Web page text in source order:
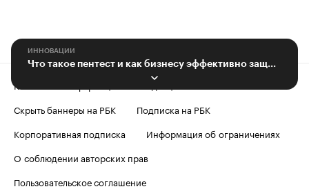
ИННОВАЦИИ
Контактная информация
Редакция
Скрыть баннеры на РБК
Подписка на РБК
Корпоративная подписка
Информация об ограничениях
О соблюдении авторских прав
Пользовательское соглашение